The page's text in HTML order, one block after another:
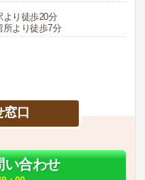
より徒歩20分
所より徒歩7分
窓口
い合わせ